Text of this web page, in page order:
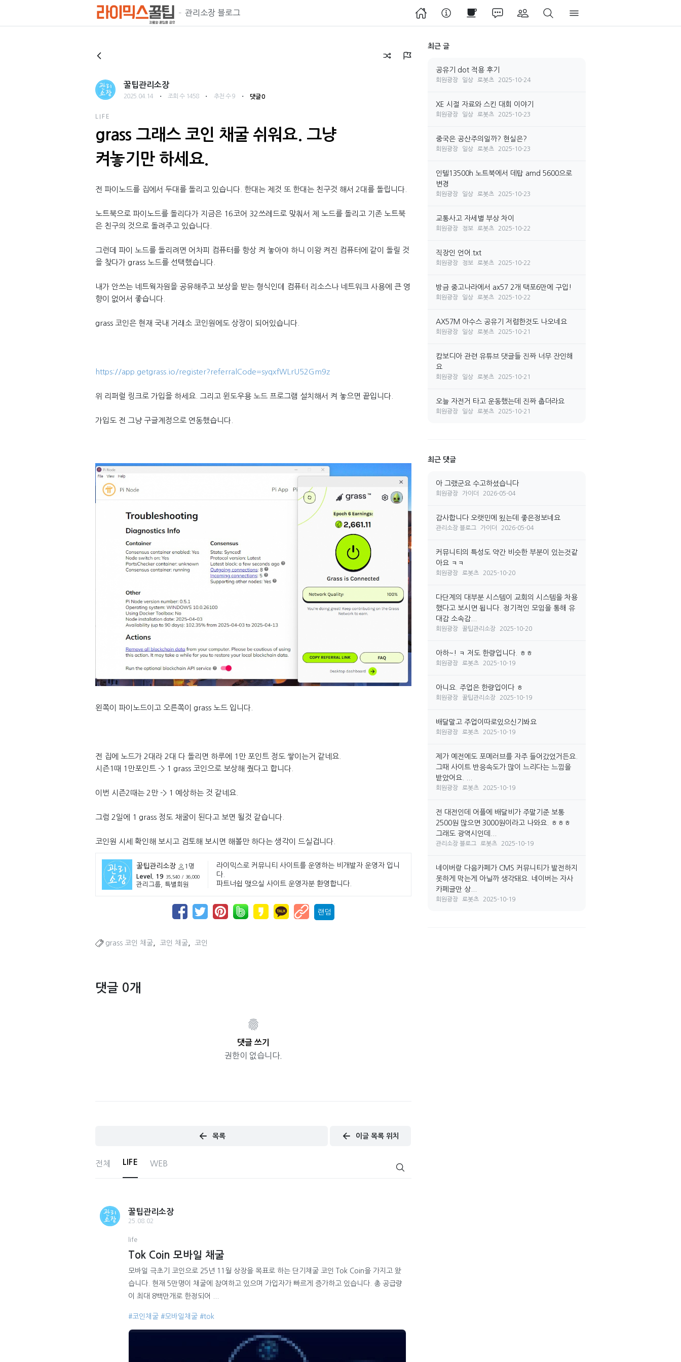
관리소장 블로그
꿀팁관리소장
2025.04.14 ・ 조회 수 1458 ・ 추천 수 9 ・ 댓글 0
LIFE
grass 그래스 코인 채굴 쉬워요. 그냥
켜놓기만 하세요.
전 파이노드를 집에서 두대를 돌리고 있습니다. 한대는 제것 또 한대는 친구것 해서 2대를 돌립니다.
노트북으로 파이노드를 돌리다가 지금은 16코어 32쓰레드로 맞춰서 제 노드를 돌리고 기존 노트북
은 친구의 것으로 돌려주고 있습니다.
그런데 파이 노드를 돌리려면 어차피 컴퓨터를 항상 켜 놓아야 하니 이왕 켜진 컴퓨터에 같이 돌릴 것
을 찾다가 grass 노드를 선택했습니다.
내가 안쓰는 네트웍자원을 공유해주고 보상을 받는 형식인데 컴퓨터 리소스나 네트워크 사용에 큰 영
향이 없어서 좋습니다.
grass 코인은 현재 국내 거래소 코인원에도 상장이 되어있습니다.
https://app.getgrass.io/register?referralCode=syqxfWLrU52Gm9z
위 리퍼럴 링크로 가입을 하세요. 그리고 윈도우용 노드 프로그램 설치해서 켜 놓으면 끝입니다.
가입도 전 그냥 구글계정으로 연동했습니다.
왼쪽이 파이노드이고 오른쪽이 grass 노드 입니다.
전 집에 노드가 2대라 2대 다 돌리면 하루에 1만 포인트 정도 쌓이는거 같네요.
시즌1때 1만포인트 -> 1 grass 코인으로 보상해 줬다고 합니다.
이번 시즌2때는 2만 -> 1 예상하는 것 같네요.
그럼 2일에 1 grass 정도 채굴이 된다고 보면 될것 같습니다.
코인원 시세 확인해 보시고 검토해 보시면 해볼만 하다는 생각이 드실겁니다.
꿀팁관리소장
1명
Level. 19
35,540 / 36,000
관리그룹, 특별회원
라이믹스로 커뮤니티 사이트를 운영하는 비개발자 운영자 입니
다.
파트너쉽 맺으실 사이트 운영자분 환영합니다.
랜덤
grass 코인 채굴, 코인 채굴, 코인
댓글 0개
댓글 쓰기
권한이 없습니다.
목록 이글 목록 위치
전체 LIFE WEB
꿀팁관리소장
25.08.02
life
Tok Coin 모바일 채굴
모바일 극초기 코인으로 25년 11월 상장을 목표로 하는 단기채굴 코인 Tok Coin을 가지고 왔
습니다. 현재 5만명이 채굴에 참여하고 있으며 가입자가 빠르게 증가하고 있습니다. 총 공급량
이 최대 8백만개로 한정되어 ...
#코인채굴 #모바일채굴 #tok
최근 글
공유기 dot 적용 후기
회원광장 일상 로봇츠 2025-10-24
XE 시절 자료와 스킨 대회 이야기
회원광장 일상 로봇츠 2025-10-23
중국은 공산주의일까? 현실은?
회원광장 일상 로봇츠 2025-10-23
인텔13500h 노트북에서 데탑 amd 5600으로
변경
회원광장 일상 로봇츠 2025-10-23
교통사고 자세별 부상 차이
회원광장 정보 로봇츠 2025-10-22
직장인 언어.txt
회원광장 정보 로봇츠 2025-10-22
방금 중고나라에서 ax57 2개 택포6만에 구입!
회원광장 일상 로봇츠 2025-10-22
AX57M 아수스 공유기 저렴한것도 나오네요
회원광장 일상 로봇츠 2025-10-21
캄보디아 관련 유튜브 댓글들 진짜 너무 잔인해
요
회원광장 일상 로봇츠 2025-10-21
오늘 자전거 타고 운동했는데 진짜 춥더라요
회원광장 일상 로봇츠 2025-10-21
최근 댓글
아 그랬군요 수고하셨습니다
회원광장 가이더 2026-05-04
감사합니다 오랫민에 욌는데 좋은정보네요
관리소장 블로그 가이더 2026-05-04
커뮤니티의 특성도 약간 비슷한 부분이 있는것같
아요 ㅋㅋ
회원광장 로봇츠 2025-10-20
다단계의 대부분 시스템이 교회의 시스템을 차용
했다고 보시면 됩니다. 정기적인 모임을 통해 유
대감 소속감...
회원광장 꿀팁관리소장 2025-10-20
아하~! ㅋ 저도 한량입니다. ㅎㅎ
회원광장 로봇츠 2025-10-19
아니요. 주업은 한량입이다 ㅎ
회원광장 꿀팁관리소장 2025-10-19
배달말고 주업이따로있으신기봐요
회원광장 로봇츠 2025-10-19
제가 예전에도 포메러브를 자주 들어갔었거든요.
그때 사이트 반응속도가 많이 느리다는 느낌을
받았어요. ...
회원광장 로봇츠 2025-10-19
전 대전인데 어플에 배달비가 주말기준 보통
2500원 많으면 3000원이라고 나와요. ㅎㅎㅎ
그래도 광역시인데...
관리소장 블로그 로봇츠 2025-10-19
네이버랑 다음카페가 CMS 커뮤니티가 발전하지
못하게 막는게 아닐까 생각돼요. 네이버는 자사
카페글만 상...
회원광장 로봇츠 2025-10-19